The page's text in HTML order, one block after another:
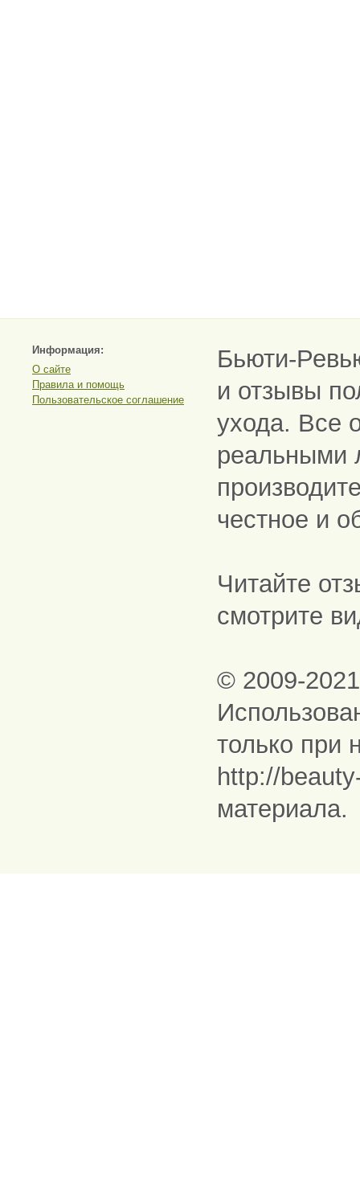
Информация:
О сайте
Правила и помощь
Пользовательское соглашение
Бьюти-
и отзывы
ухода. Все
реальными
честное и
Читайте
смотрите
© 2009-
только при
http://
материала.